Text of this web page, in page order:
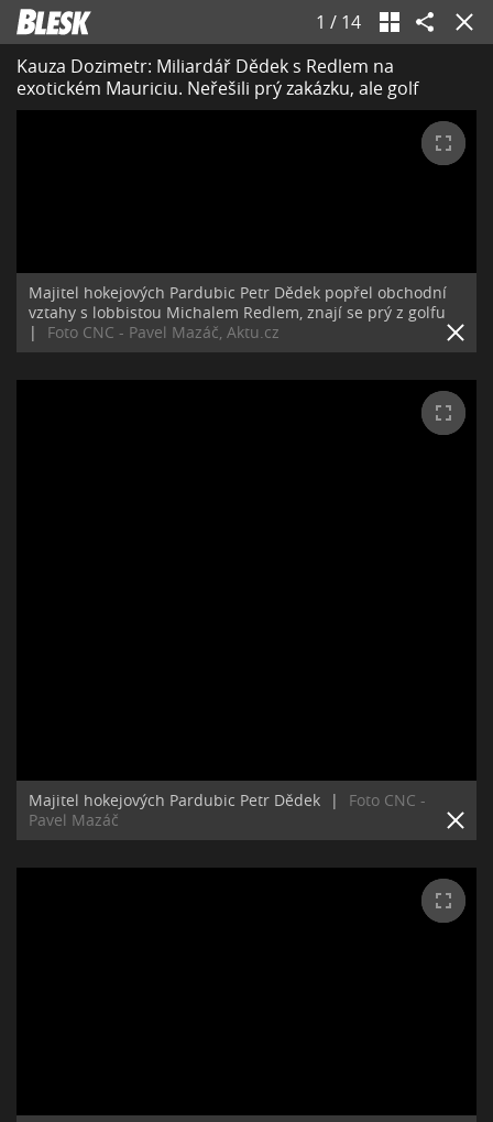
1 / 14
Kauza Dozimetr: Miliardář Dědek s Redlem na
exotickém Mauriciu. Neřešili prý zakázku, ale golf
Majitel hokejových Pardubic Petr Dědek popřel obchodní
vztahy s lobbistou Michalem Redlem, znají se prý z golfu
|
Foto CNC - Pavel Mazáč, Aktu.cz
Majitel hokejových Pardubic Petr Dědek |
Foto CNC -
Pavel Mazáč